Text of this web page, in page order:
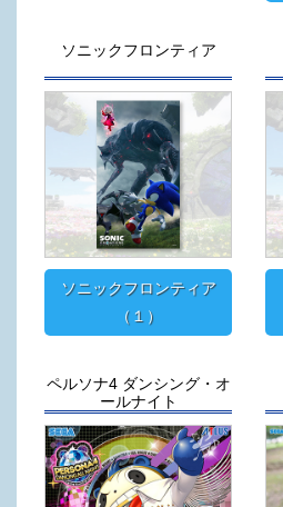
ソニックフロンティア
ソニックフロンティア
（１）
ペルソナ4 ダンシング・オ
ールナイト